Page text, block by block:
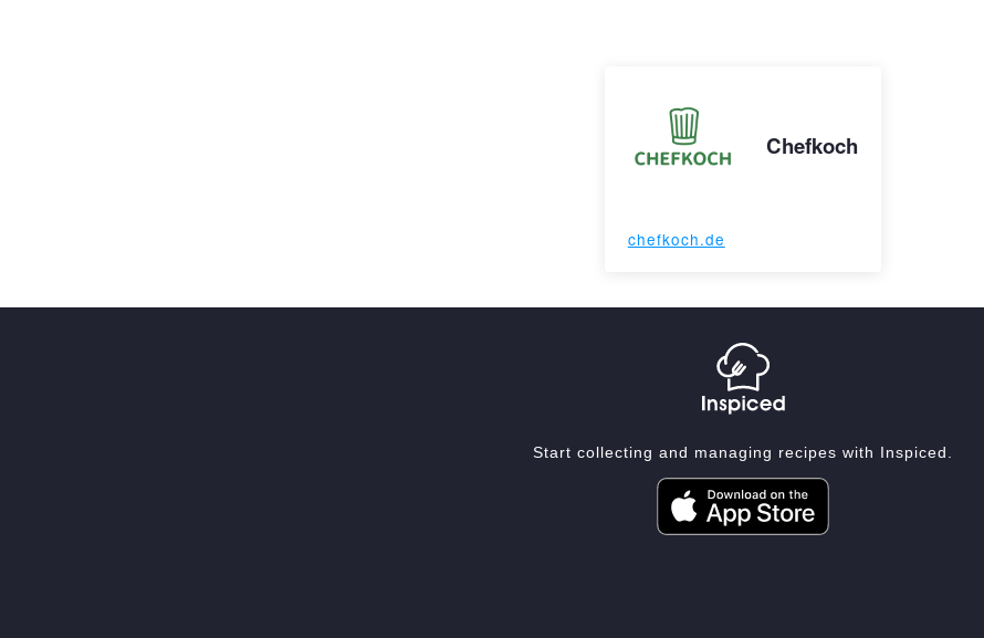
Chefkoch
chefkoch.de
Start collecting and managing recipes with Inspiced.